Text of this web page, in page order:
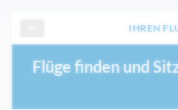
IHREN
Flüge finden und